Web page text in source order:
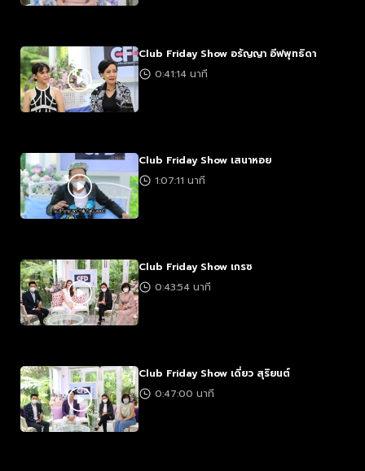
Club Friday Show อรัญญา อีฟพุทธิดา
0:41:14 นาที
Club Friday Show เสนาหอย
1:07:11 นาที
Club Friday Show เกรซ
0:43:54 นาที
Club Friday Show เดี่ยว สุริยนต์
0:47:00 นาที